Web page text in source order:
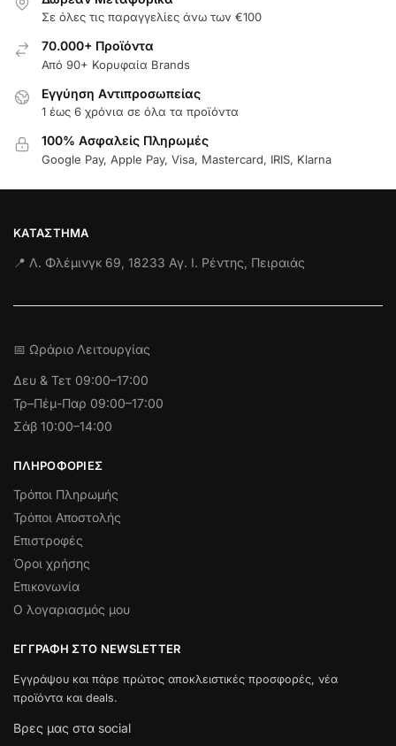
Σε όλες τις παραγγελίες άνω των €100
70.000+ Προϊόντα
Από 90+ Κορυφαία Brands
Εγγύηση Aντιπροσωπείας
1 έως 6 χρόνια σε όλα τα προϊόντα
100% Ασφαλείς Πληρωμές
Google Pay, Apple Pay, Visa, Mastercard, IRIS, Klarna
ΚΑΤΆΣΤΗΜΑ
📍 Λ. Φλέμινγκ 69, 18233 Αγ. Ι. Ρέντης, Πειραιάς
📅 Ωράριο Λειτουργίας
Δευ & Τετ 09:00–17:00
Τρ–Πέμ-Παρ 09:00–17:00
Σάβ 10:00–14:00
ΠΛΗΡΟΦΟΡΊΕΣ
Τρόποι Πληρωμής
Τρόποι Αποστολής
Επιστροφές
Όροι χρήσης
Επικονωνία
Ο λογαριασμός μου
ΕΓΓΡΑΦΉ ΣΤΟ NEWSLETTER
Εγγράψου και πάρε πρώτος αποκλειστικές προσφορές, νέα
προϊόντα και deals.
Βρες μας στα social